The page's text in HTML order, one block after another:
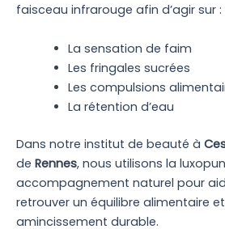
faisceau infrarouge afin d’agir sur :
La sensation de faim
Les fringales sucrées
Les compulsions
La rétention d’eau
Dans notre institut de beauté à
de Rennes, nous utilisons la
accompagnement naturel pour
retrouver un équilibre alimentaire
amincissement durable.